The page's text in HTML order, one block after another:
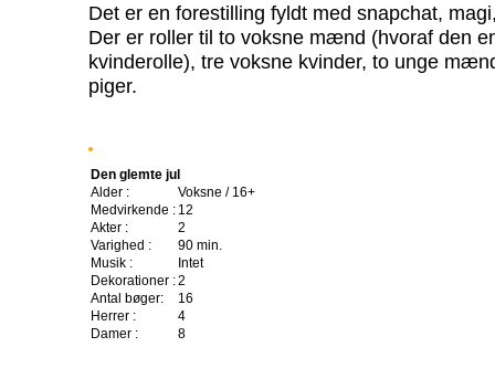
Det er en forestilling fyldt med snapchat,
Der er roller til to voksne mænd (hvoraf den
kvinderolle), tre voksne kvinder, to unge
piger.
Den glemte jul
Alder :
Voksne / 16+
Medvirkende : 12
Akter :
2
Varighed :
90 min.
Musik :
Intet
Dekorationer :2
Antal bøger:
16
Herrer :
4
Damer :
8